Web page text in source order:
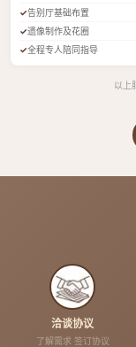
告别厅基础布置
遗像制作及花圈
全程专人陪同指导
以上
洽谈协议
了解需求 签订协议